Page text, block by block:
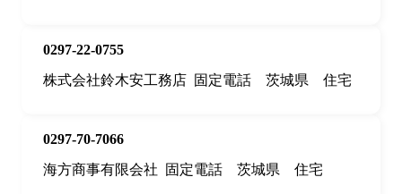
0297-22-0755
株式会社鈴木安工務店 固定電話 茨城県 住宅
0297-70-7066
海方商事有限会社
固定電話 茨城県 住宅